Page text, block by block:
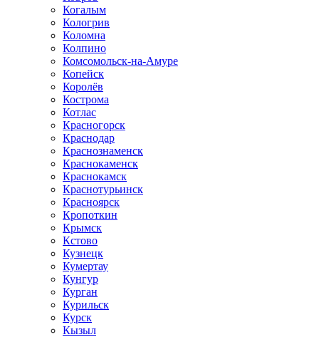
Когалым
Кологрив
Коломна
Колпино
Комсомольск-на-Амуре
Копейск
Королёв
Кострома
Котлас
Красногорск
Краснодар
Краснознаменск
Краснокаменск
Краснокамск
Краснотурьинск
Красноярск
Кропоткин
Крымск
Кстово
Кузнецк
Кумертау
Кунгур
Курган
Курильск
Курск
Кызыл